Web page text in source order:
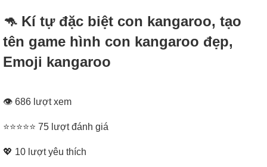
🦘 Kí tự đặc biệt con kangaroo, tạo
tên game hình con kangaroo đẹp,
Emoji kangaroo
👁 686 lượt xem
⭐⭐⭐⭐⭐ 75 lượt đánh giá
💖 10 lượt yêu thích